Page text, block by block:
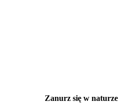
Zanurz się w naturze